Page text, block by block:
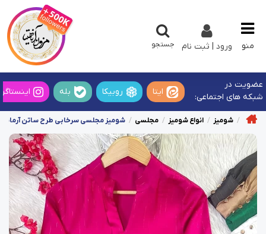
منو ورود | ثبت نام جستجو
عضویت در
شبکه های اجتماعی:
ایتا روبیکا بله
شومیز انواع شومیز مجلسی شومیز مجلسی سرخابی طرح ساتن آرمانی